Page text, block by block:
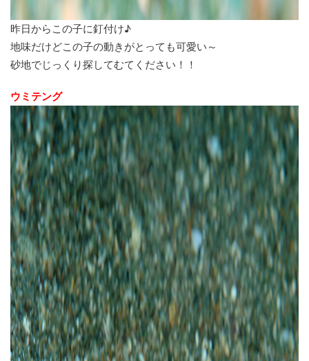
昨日からこの子に釘付け♪
地味だけどこの子の動きがとっても可愛い～
砂地でじっくり探してむてください！！
ウミテング